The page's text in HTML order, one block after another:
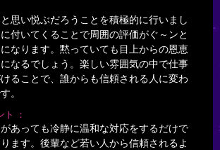
思い悦ぶだろうことを積極的に行いまし
付いてくることで周囲の評価がぐ～ンと
なります。黙っていても目上からの恩恵
なるでしょう。楽しい雰囲気の中で仕事
ることで、誰からも信頼される人に変わ
。
ト
あっても冷静に温和な対応をするだけで
ます。後輩など若い人から信頼されるよ